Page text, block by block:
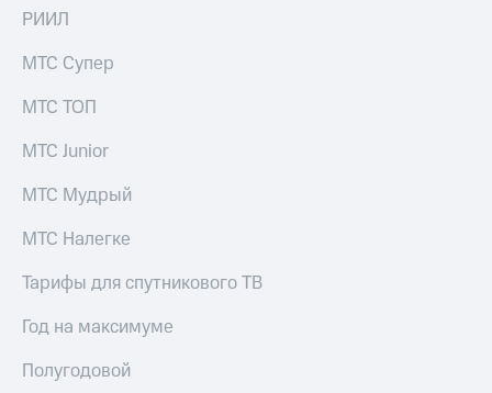
Еврооблигации-2023
Уведомление
о
именных
облигаций
Другое
Реквизиты
развитие
На главную
РИИЛ
МТС Супер
МТС ТОП
МТС Junior
МТС Мудрый
МТС Налегке
Тарифы для спутникового ТВ
Год на максимуме
Полугодовой